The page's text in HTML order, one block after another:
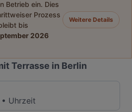
Betrieb ein. Dies
Prozess
bis
2026
Weitere Details
Terrasse in Berlin
• Uhrzeit